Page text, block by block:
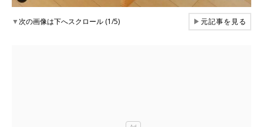
▼次の画像は下へスクロール (1/5) ▶元記事を見る